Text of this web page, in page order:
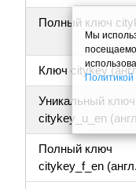
Полный ключ
Ключ citykey
Уникальный ключ
citykey_u_en
Полный ключ
citykey_f_en
Мы